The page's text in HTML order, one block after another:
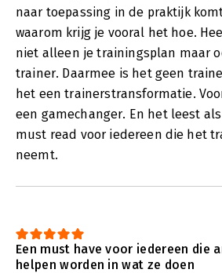
naar toepassing in de praktijk
waarom krijg je vooral het hoe.
niet alleen je trainingsplan maar
trainer. Daarmee is het geen
het een trainerstransformatie.
een gamechanger. En het leest
must read voor iedereen die het
neemt.
Een must have voor iedereen die
helpen worden in wat ze doen